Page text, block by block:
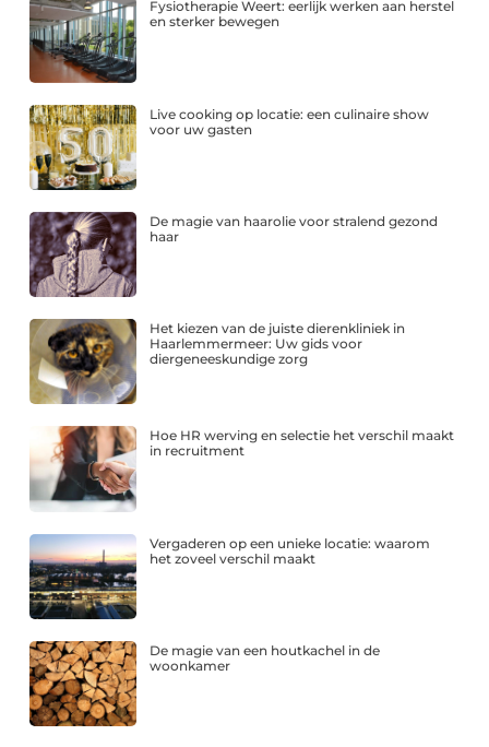
Fysiotherapie Weert: eerlijk werken aan herstel
en sterker bewegen
Live cooking op locatie: een culinaire show
voor uw gasten
De magie van haarolie voor stralend gezond
haar
Het kiezen van de juiste dierenkliniek in
Haarlemmermeer: Uw gids voor
diergeneeskundige zorg
Hoe HR werving en selectie het verschil maakt
in recruitment
Vergaderen op een unieke locatie: waarom
het zoveel verschil maakt
De magie van een houtkachel in de
woonkamer